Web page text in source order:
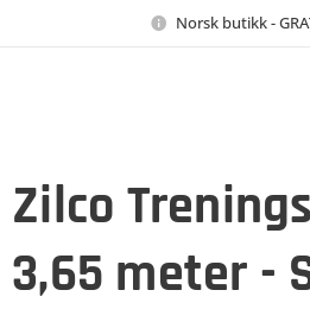
Norsk butikk -
Zilco
3,65 meter -